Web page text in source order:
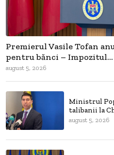
Premierul Vasile Tofan
pentru bănci – Impozitul...
august 5, 2026
Ministrul
talibanii la
august 5, 2026